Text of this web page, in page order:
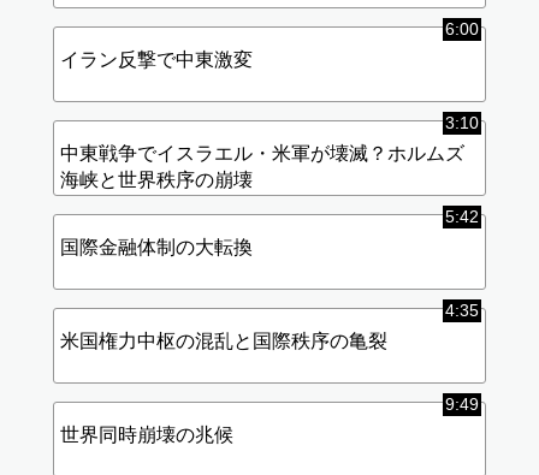
6:00
イラン反撃で中東激変
3:10
中東戦争でイスラエル・米軍が壊滅？ホルムズ
海峡と世界秩序の崩壊
5:42
国際金融体制の大転換
4:35
米国権力中枢の混乱と国際秩序の亀裂
9:49
世界同時崩壊の兆候